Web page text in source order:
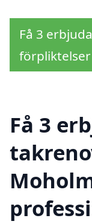
Få 3
förpliktelser
Få 3